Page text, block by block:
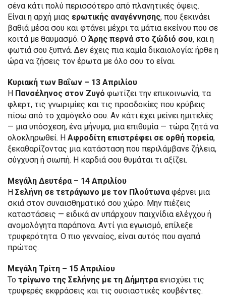
σένα κάτι πολύ περισσότερο από πλανητικές όψεις.
Είναι η αρχή μιας ερωτικής αναγέννησης, που ξεκινάει
βαθιά μέσα σου και φτάνει μέχρι τα μάτια εκείνου που σε
κοιτά με θαυμασμό. Ο Άρης περνά στο ζώδιό σου, και η
φωτιά σου ξυπνά. Δεν έχεις πια καμία δικαιολογία: ήρθε η
ώρα να ζήσεις τον έρωτα με όλο σου το είναι.
Κυριακή των Βαΐων – 13 Απριλίου
Η Πανσέληνος στον Ζυγό φωτίζει την επικοινωνία, τα
φλερτ, τις γνωριμίες και τις προσδοκίες που κρύβεις
πίσω από το χαμόγελό σου. Αν κάτι έχει μείνει ημιτελές
— μια υπόσχεση, ένα μήνυμα, μια επιθυμία — τώρα ζητά να
ολοκληρωθεί. Η Αφροδίτη επιστρέφει σε ορθή πορεία,
ξεκαθαρίζοντας μια κατάσταση που περιλάμβανε ζήλεια,
σύγχυση ή σιωπή. Η καρδιά σου θυμάται τι αξίζει.
Μεγάλη Δευτέρα – 14 Απριλίου
Η Σελήνη σε τετράγωνο με τον Πλούτωναφέρνει μια
σκιά στον συναισθηματικό σου χώρο. Μην πιέζεις
καταστάσεις — ειδικά αν υπάρχουν παιχνίδια ελέγχου ή
ανομολόγητα παράπονα. Αντί για εγωισμό, επίλεξε
τρυφερότητα. Ο πιο γενναίος, είναι αυτός που αγαπά
πρώτος.
Μεγάλη Τρίτη – 15 Απριλίου
Το τρίγωνο της Σελήνης με τη Δήμητραενισχύει τις
τρυφερές εκφράσεις και τις ουσιαστικές κουβέντες.